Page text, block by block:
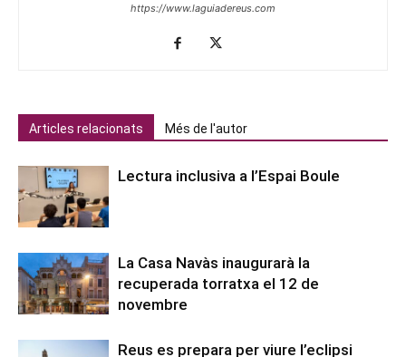
https://www.laguiadereus.com
Articles relacionats Més de l'autor
Lectura inclusiva a l’Espai Boule
La Casa Navàs inaugurarà la
recuperada torratxa el 12 de
novembre
Reus es prepara per viure l’eclipsi